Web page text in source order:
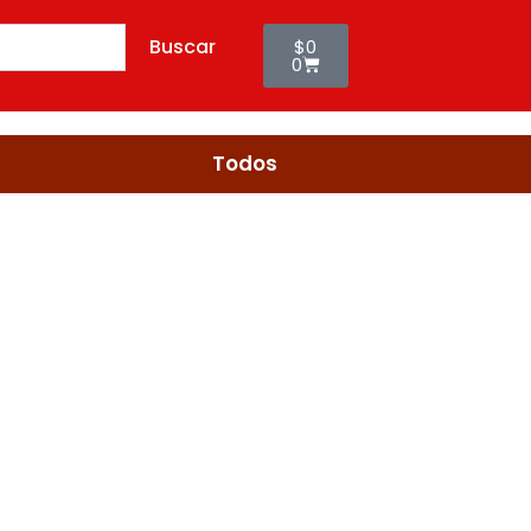
Buscar $0
0
Cart
Todos
(336)
cantidad